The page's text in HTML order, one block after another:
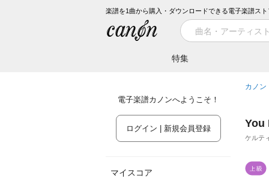
楽譜を1曲から購入・ダウンロードできる電子楽譜スト
特集
電子楽譜カノンへようこそ！
ログイン | 新規会員登録
マイスコア
カノン
You
ケルテ